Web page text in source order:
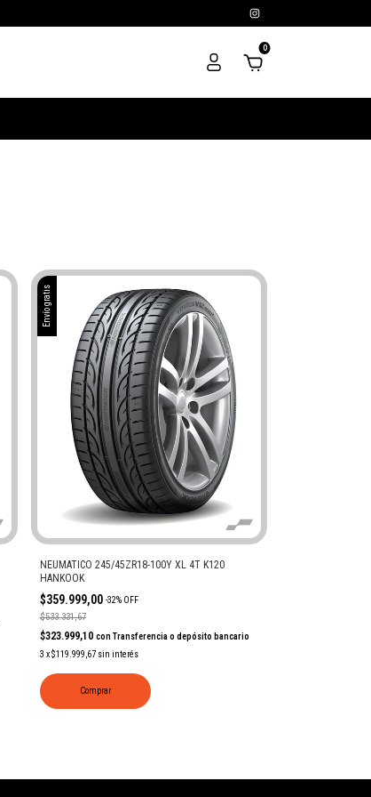
0
Envío gratis
NEUMATICO 245/45ZR18-100Y XL 4T K120
HANKOOK
$359.999,00 -32% OFF
$533.331,67
$323.999,10 con Transferencia o depósito bancario
3 x$119.999,67 sin interés
Comprar